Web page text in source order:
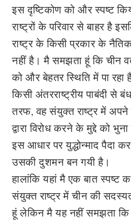
इस दृष्टिकोण को और स्पष्ट
राष्ट्रों के परिवार से बाहर है
राष्ट्र के किसी प्रकार के
नहीं है। मै समझता हूं कि चीन
को और बेहतर स्थिति में पा
किसी अंतरराष्ट्रीय पाबंदी से
तरफ, वह संयुक्त राष्ट्र में
द्वारा विरोध करने के मुद्दे को
इस आधार पर युद्धोन्माद पैदा
उसकी दुशमन बन गयी है।
हालांकि यहां मै एक बात स्पष्ट
संयुक्त राष्ट्र में चीन की
हूं लेकिन मै यह नहीं समझता कि